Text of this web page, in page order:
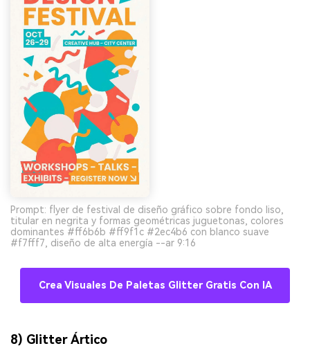
Prompt: flyer de festival de diseño gráfico sobre fondo liso,
titular en negrita y formas geométricas juguetonas, colores
dominantes #ff6b6b #ff9f1c #2ec4b6 con blanco suave
#f7fff7, diseño de alta energía --ar 9:16
Crea Visuales De Paletas Glitter Gratis Con IA
8) Glitter Ártico